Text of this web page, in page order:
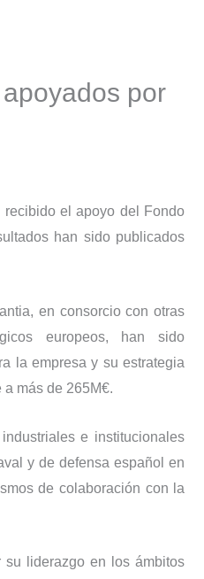
por
el apoyo del Fondo
han sido publicados
en consorcio con otras
europeos, han sido
la empresa y su estrategia
más de 265M€.
e institucionales
y de defensa español en
de colaboración con la
su liderazgo en los ámbitos